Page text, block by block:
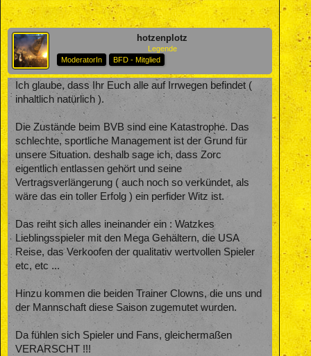
hotzenplotz
Legende
ModeratorIn
BFD - Mitglied
Ich glaube, dass Ihr Euch alle auf Irrwegen befindet (
inhaltlich natürlich ).
Die Zustände beim BVB sind eine Katastrophe. Das
schlechte, sportliche Management ist der Grund für
unsere Situation. deshalb sage ich, dass Zorc
eigentlich entlassen gehört und seine
Vertragsverlängerung ( auch noch so verkündet, als
wäre das ein toller Erfolg ) ein perfider Witz ist.
Das reiht sich alles ineinander ein : Watzkes
Lieblingsspieler mit den Mega Gehältern, die USA
Reise, das Verkoofen der qualitativ wertvollen Spieler
etc, etc ...
Hinzu kommen die beiden Trainer Clowns, die uns und
der Mannschaft diese Saison zugemutet wurden.
Da fühlen sich Spieler und Fans, gleichermaßen
VERARSCHT !!!